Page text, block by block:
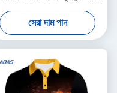
পোলো জার্সি breathable
সেরা দাম পান